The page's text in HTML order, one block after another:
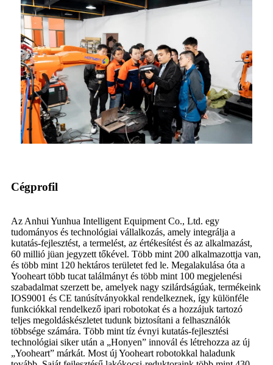
Cégprofil
Az Anhui Yunhua Intelligent Equipment Co., Ltd. egy
tudományos és technológiai vállalkozás, amely integrálja a
kutatás-fejlesztést, a termelést, az értékesítést és az alkalmazást,
60 millió jüan jegyzett tőkével. Több mint 200 alkalmazottja van,
és több mint 120 hektáros területet fed le. Megalakulása óta a
Yooheart több tucat találmányt és több mint 100 megjelenési
szabadalmat szerzett be, amelyek nagy szilárdságúak, termékeink
IOS9001 és CE tanúsítványokkal rendelkeznek, így különféle
funkciókkal rendelkező ipari robotokat és a hozzájuk tartozó
teljes megoldáskészletet tudunk biztosítani a felhasználók
többsége számára. Több mint tíz évnyi kutatás-fejlesztési
technológiai siker után a „Honyen” innovál és létrehozza az új
„Yooheart” márkát. Most új Yooheart robotokkal haladunk